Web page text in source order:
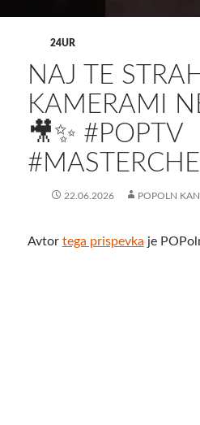
24UR
NAJ TE
KAMERAMI
🎥✨ #POPTV
22.06.2026 POPOLN
Avtor tega prispevka je